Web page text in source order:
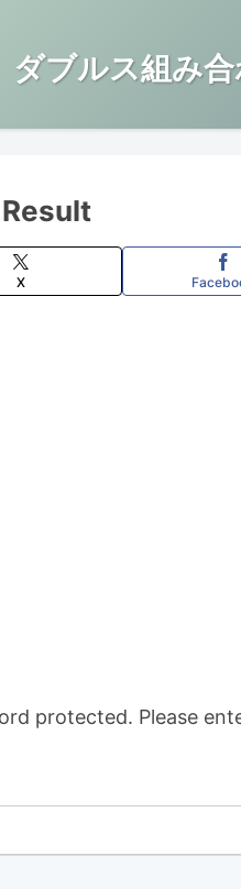
ダブルス組み
X
protected. Please